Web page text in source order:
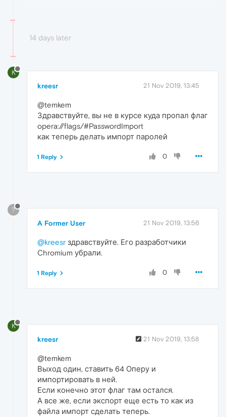
14 days later
K
kreesr 21 Nov 2019, 13:45
@temkem
Здравствуйте, вы не в курсе куда пропал флаг
opera://flags/#PasswordImport
как теперь делать импорт паролей
0
1 Reply
?
A Former User 21 Nov 2019, 13:56
@kreesr здравствуйте. Его разработчики
Chromium убрали.
0
1 Reply
K
kreesr 21 Nov 2019, 13:58
@temkem
Выход один, ставить 64 Оперу и
импортировать в ней.
Если конечно этот флаг там остался.
А все же, если экспорт еще есть то как из
файла импорт сделать теперь.